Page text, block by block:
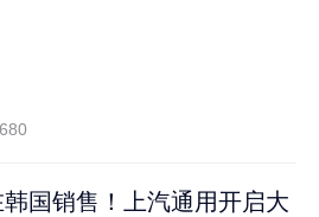
国销售！上汽通用开启大